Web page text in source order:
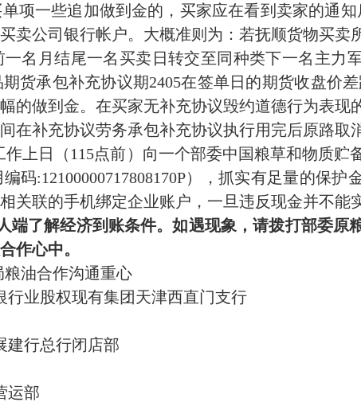
项一些追加做到金的，买家应在看到卖家的通
卖公司银行帐户。大概准则为：若抚顺货物买卖
名月结尾一名买卖日转交至同种类下一名主力
货承包补充协议期2405在签单日的期货收盘价
的做到金。在买家无补充协议毁约道德行为表现
在补充协议劳务承包补充协议执行用完后原路取
上日（115点前）向一个部委中国粮草和物质贮
码:12100000717808170P），抓实有足量的保护
关联的手机绑定企业账户，一旦违反现金并不能
端了解经济到账条件。如遇现象，请拨打部委原
作心中。
油合作沟通重心
行业股权现有集团天津西直门支行
建行总行闭店部
运部